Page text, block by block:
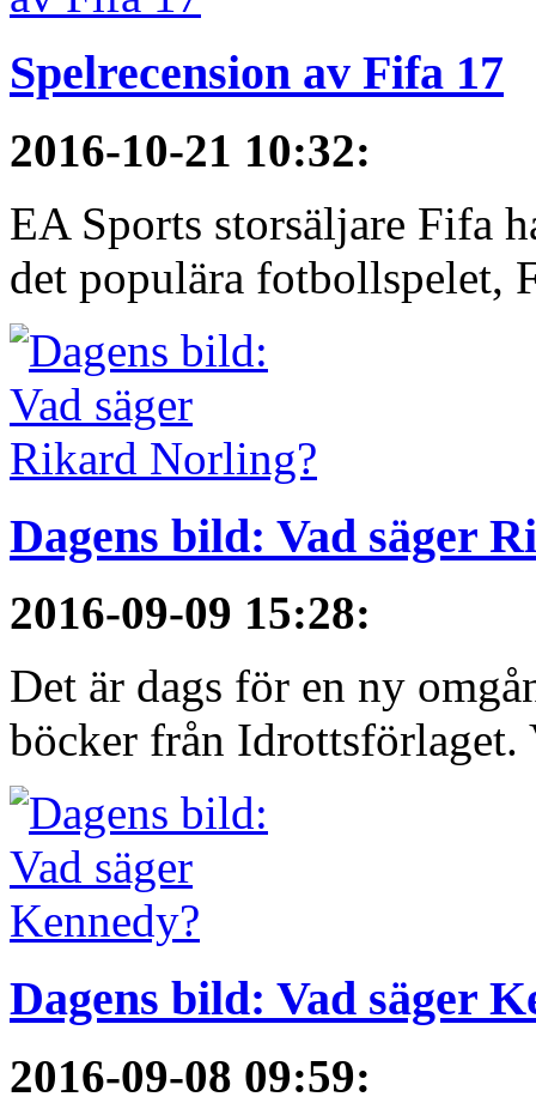
Spelrecension av Fifa 17
2016-10-21 10:32:
EA Sports storsäljare Fifa
det populära fotbollspelet,
Dagens bild: Vad säger
2016-09-09 15:28:
Det är dags för en ny
böcker från Idrottsförlaget.
Dagens bild: Vad säger
2016-09-08 09:59: